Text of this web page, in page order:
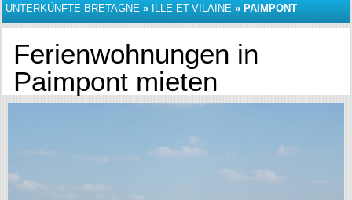
UNTERKÜNFTE BRETAGNE » ILLE-ET-VILAINE » PAIMPONT
Ferienwohnungen in
Paimpont mieten